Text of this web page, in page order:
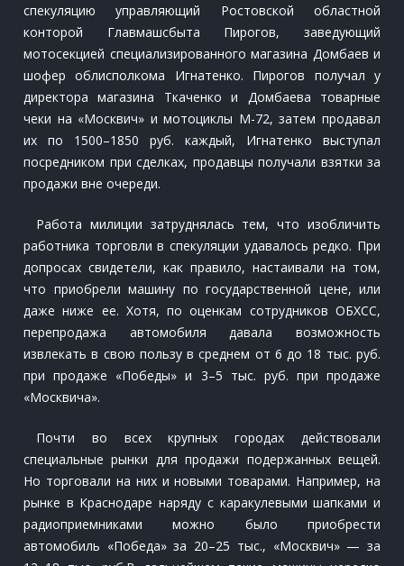
спекуляцию управляющий Ростовской областной
конторой Главмашсбыта Пирогов, заведующий
мотосекцией специализированного магазина Домбаев и
шофер облисполкома Игнатенко. Пирогов получал у
директора магазина Ткаченко и Домбаева товарные
чеки на «Москвич» и мотоциклы М-72, затем продавал
их по 1500–1850 руб. каждый, Игнатенко выступал
посредником при сделках, продавцы получали взятки за
продажи вне очереди.
Работа милиции затруднялась тем, что изобличить
работника торговли в спекуляции удавалось редко. При
допросах свидетели, как правило, настаивали на том,
что приобрели машину по государственной цене, или
даже ниже ее. Хотя, по оценкам сотрудников ОБХСС,
перепродажа автомобиля давала возможность
извлекать в свою пользу в среднем от 6 до 18 тыс. руб.
при продаже «Победы» и 3–5 тыс. руб. при продаже
«Москвича».
Почти во всех крупных городах действовали
специальные рынки для продажи подержанных вещей.
Но торговали на них и новыми товарами. Например, на
рынке в Краснодаре наряду с каракулевыми шапками и
радиоприемниками можно было приобрести
автомобиль «Победа» за 20–25 тыс., «Москвич» — за